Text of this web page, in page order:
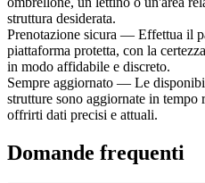
struttura desiderata.
Prenotazione sicura — Effettua il
piattaforma protetta, con la
in modo affidabile e discreto.
Sempre aggiornato — Le
strutture sono aggiornate in tempo
offrirti dati precisi e attuali.
Domande frequenti